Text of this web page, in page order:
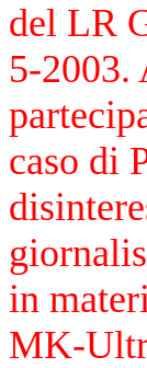
del LR
5-2003.
caso di
in
MK-